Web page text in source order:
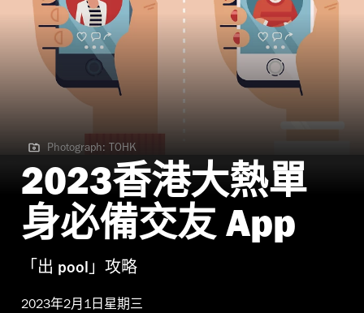
Photograph: TOHK
Photograph: TOHK
2023香港大熱單
身必備交友 App
「出 pool」攻略
2023年2月1日星期三